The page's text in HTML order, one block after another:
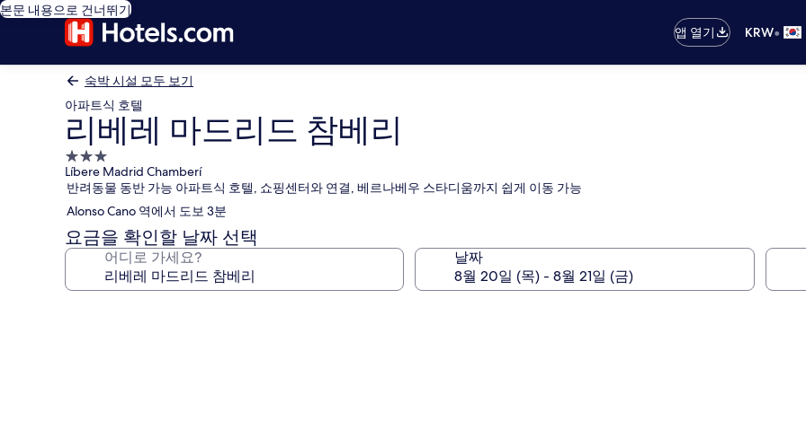
본문 내용으로 건너뛰기
앱 열기
KRW•
숙박 시설 모두 보기
아파트식 호텔
리베레 마드리드 참베리
3.0
성
급
숙
박
시
Líbere Madrid Chamberí
반려동물 동반 가능 아파트식 호텔, 쇼핑센터와 연결, 베르나베우 스타디움까지 쉽게 이동 가능
Alonso Cano 역에서 도보 3분
요금을 확인할 날짜 선택
어디로 가세요? 날짜